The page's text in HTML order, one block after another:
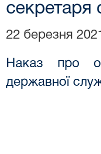
секретаря
22 березня
Наказ про
державної